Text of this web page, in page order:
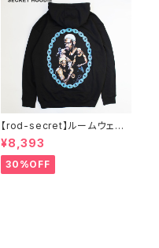
【rod-secret】ルームウェア
フーディー アーティスト バン
ド アウトドア RODMAN BRA
ND ロッドマンブランド Denn
is Rodman RODAMAN SE
¥8,393
30%OFF